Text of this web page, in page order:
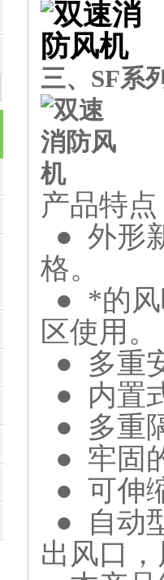
三、SF系
产品特
● 外形
格。
● *的风
区使用。
● 多重
● 内置
● 多重
● 牢固
● 可伸
● 自动
出风口